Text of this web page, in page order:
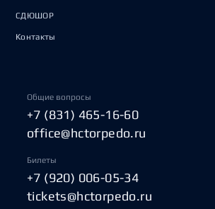
СДЮШОР
Контакты
Общие вопросы
+7 (831) 465-16-60
office@hctorpedo.ru
Билеты
+7 (920) 006-05-34
tickets@hctorpedo.ru